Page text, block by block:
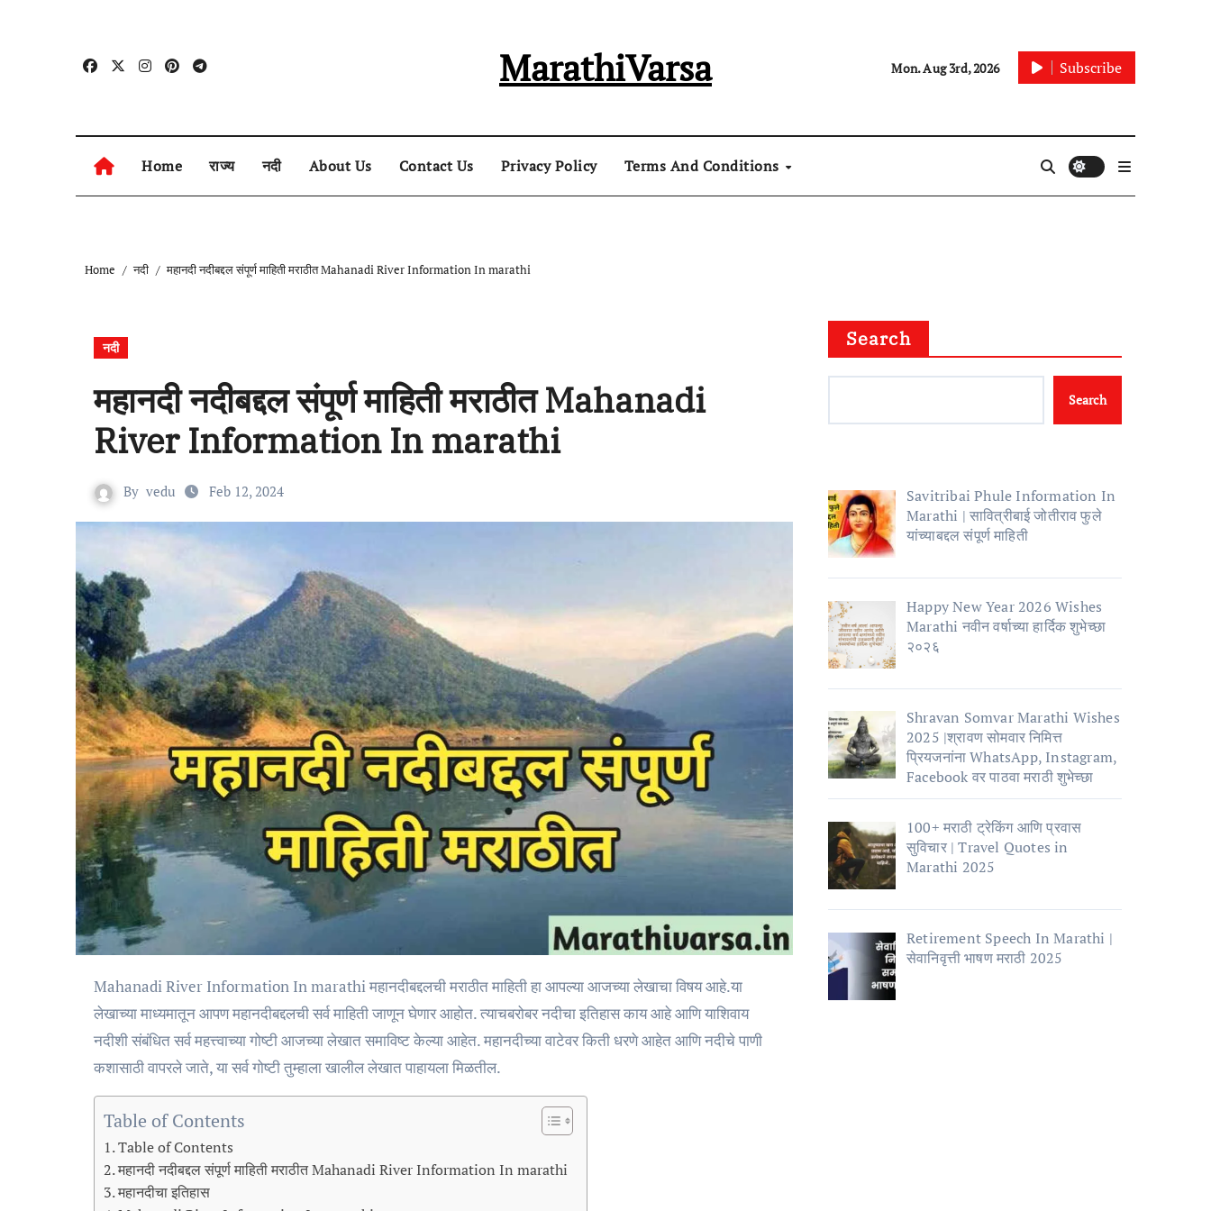
MarathiVarsa Mon. Aug 3rd, 2026 Subscribe
Home राज्य नदी About Us Contact Us Privacy Policy Terms And Conditions
Home नदी महानदी नदीबद्दल संपूर्ण माहिती मराठीत Mahanadi River Information In marathi
नदी
महानदी नदीबद्दल संपूर्ण माहिती मराठीत Mahanadi
River Information In marathi
By vedu Feb 12, 2024
Mahanadi River Information In marathi महानदीबद्दलची मराठीत माहिती हा आपल्या आजच्या लेखाचा विषय आहे.या
लेखाच्या माध्यमातून आपण महानदीबद्दलची सर्व माहिती जाणून घेणार आहोत. त्याचबरोबर नदीचा इतिहास काय आहे आणि याशिवाय
नदीशी संबंधित सर्व महत्त्वाच्या गोष्टी आजच्या लेखात समाविष्ट केल्या आहेत. महानदीच्या वाटेवर किती धरणे आहेत आणि नदीचे पाणी
कशासाठी वापरले जाते, या सर्व गोष्टी तुम्हाला खालील लेखात पाहायला मिळतील.
Table of Contents
Table of Contents
महानदी नदीबद्दल संपूर्ण माहिती मराठीत Mahanadi River Information In marathi
महानदीचा इतिहास
Search
Search
Savitribai Phule Information In
Marathi | सावित्रीबाई जोतीराव फुले
यांच्याबद्दल संपूर्ण माहिती
Happy New Year 2026 Wishes
Marathi नवीन वर्षाच्या हार्दिक शुभेच्छा
२०२६
Shravan Somvar Marathi Wishes
2025 |श्रावण सोमवार निमित्त
प्रियजनांना WhatsApp, Instagram,
Facebook वर पाठवा मराठी शुभेच्छा
100+ मराठी ट्रेकिंग आणि प्रवास
सुविचार | Travel Quotes in
Marathi 2025
Retirement Speech In Marathi |
सेवानिवृत्ती भाषण मराठी 2025